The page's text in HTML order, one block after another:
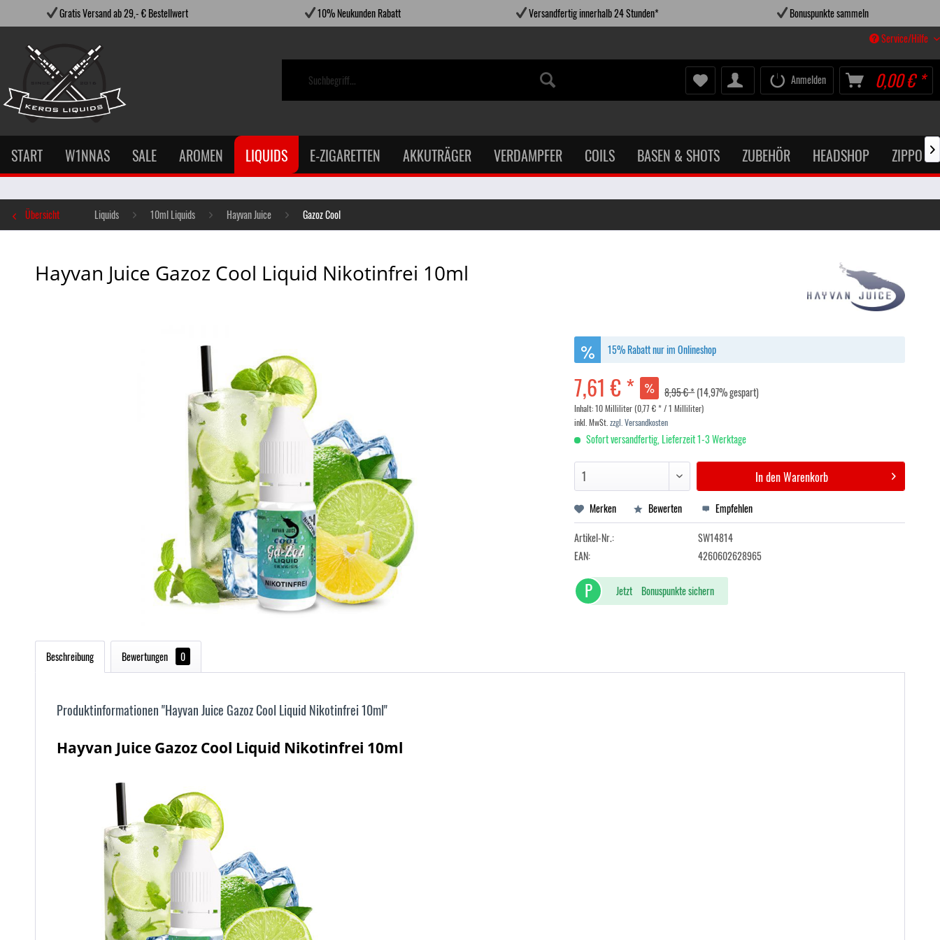
Gratis Versand ab 29,- € Bestellwert 10% Neukunden Rabatt Versandfertig innerhalb 24 Stunden*
Bonuspunkte sammeln
Service/Hilfe
Anmelden 0,00 € *
START W1NNAS SALE AROMEN LIQUIDS E-ZIGARETTEN AKKUTRÄGER VERDAMPFER COILS BASEN & SHOTS ZUBEHÖR HEADSHOP ZIPPO X
Übersicht Liquids 10ml Liquids Hayvan Juice Gazoz Cool
Hayvan Juice Gazoz Cool Liquid Nikotinfrei 10ml
15% Rabatt nur im Onlineshop
7,61 € * 8,95 € *(14,97% gespart)
Inhalt:10 Milliliter (0,77 € * / 1 Milliliter)
inkl. MwSt.zzgl. Versandkosten
Sofort versandfertig, Lieferzeit 1-3 Werktage
In denWarenkorb
Merken Bewerten
Empfehlen
Artikel-Nr.:
SW14814
EAN:
4260602628965
P Jetzt Bonuspunkte sichern
Beschreibung Bewertungen 0
Produktinformationen "Hayvan Juice Gazoz Cool Liquid Nikotinfrei 10ml"
Hayvan Juice Gazoz Cool Liquid Nikotinfrei 10ml